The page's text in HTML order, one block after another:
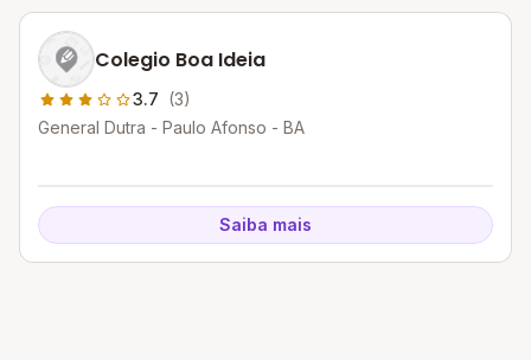
Colegio Boa Ideia
3.7 (3)
General Dutra - Paulo Afonso - BA
Saiba mais